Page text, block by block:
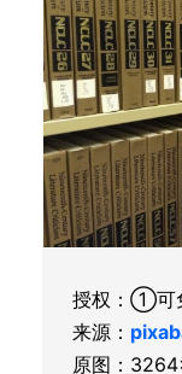
授权：①可
来源：
原图：